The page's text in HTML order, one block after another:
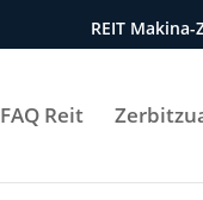
REIT
FAQ Reit